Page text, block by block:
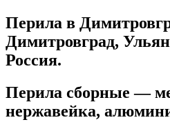
Перила в
Димитровград,
Россия.
Перила сборные —
нержавейка,